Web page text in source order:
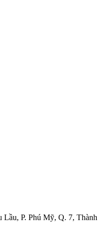
P. Phú Mỹ, Q. 7, Thành